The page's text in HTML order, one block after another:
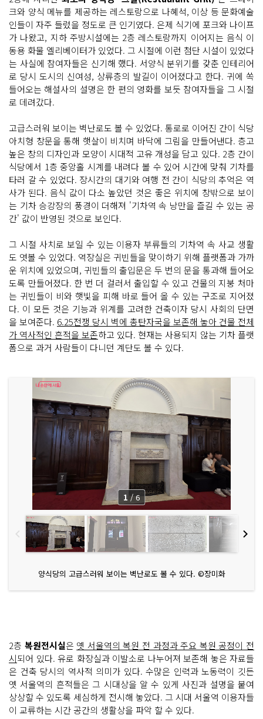
크와 양식 메뉴를 제공하는 레스토랑으로 나혜석, 이상 등 문화예술
인들이 자주 들렀을 정도로 큰 인기였다. 은제 식기에 포크와 나이프
가 나왔고, 지하 주방시설에는 2층 레스토랑까지 이어지는 음식 이
동용 화물 엘리베이터가 있었다. 그 시절에 이런 첨단 시설이 있었다
는 사실에 참여자들은 신기해 했다. 서양식 분위기를 갖춘 인테리어
로 당시 도시의 신여성, 상류층의 발길이 이어졌다고 한다. 귀에 쏙
들어오는 해설사의 설명은 한 편의 영화를 보듯 참여자들을 그 시절
로 데려갔다.
고급스러워 보이는 벽난로도 볼 수 있었다. 통로로 이어진 간이 식당
아치형 창문을 통해 햇살이 비치며 바닥에 그림을 만들어낸다. 층고
높은 창의 디자인과 모양이 시대적 고유 개성을 담고 있다. 2층 간이
식당에서 1층 중앙홀 시계를 내려다 볼 수 있어 시간에 맞춰 기차를
타러 갈 수 있었다. 장시간의 대기와 여행 전 간이 식당의 추억은 역
사가 된다. 음식 값이 다소 높았던 것은 좋은 위치에 창밖으로 보이
는 기차 승강장의 풍경이 더해져 '기차역 속 낭만을 즐길 수 있는 공
간' 값이 반영된 것으로 보인다.
그 시절 사치로 보일 수 있는 이용자 부류들의 기차역 속 사교 생활
도 엿볼 수 있었다. 역장실은 귀빈들을 맞이하기 위해 플랫폼과 가까
운 위치에 있었으며, 귀빈들의 출입문은 두 번의 문을 통과해 들어오
도록 만들어졌다. 한 번 더 걸러서 출입할 수 있고 건물의 지붕 처마
는 귀빈들이 비와 햇빛을 피해 바로 들어 올 수 있는 구조로 지어졌
다. 이 모든 것은 기능과 위계를 고려한 건축이자 당시 사회의 단면
을 보여준다. 6.25전쟁 당시 벽에 총탄자국을 보존해 놓아 건물 전체
가 역사적인 흔적을 보존하고 있다. 현재는 사용되지 않는 기차 플랫
폼으로 과거 사람들이 다니던 계단도 볼 수 있다.
양식당의 고급스러워 보이는 벽난로도 볼 수 있다. ©장미화
1 / 6
2층 복원전시실은 옛 서울역의 복원 전 과정과 주요 복원 공정이 전
시되어 있다. 유로 화장실과 이발소로 나누어져 보존해 놓은 자료들
은 건축 당시의 역사적 의미가 있다. 수많은 인력과 노동력이 깃든
옛 서울역의 흔적들은 그 시대상을 알 수 있게 사진과 설명을 붙여
상상할 수 있도록 세심하게 전시해 놓았다. 그 시대 서울역 이용자들
이 교류하는 시간 공간의 생활상을 파악 할 수 있다.